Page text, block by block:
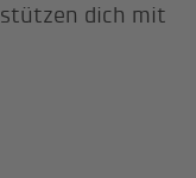
dich mit